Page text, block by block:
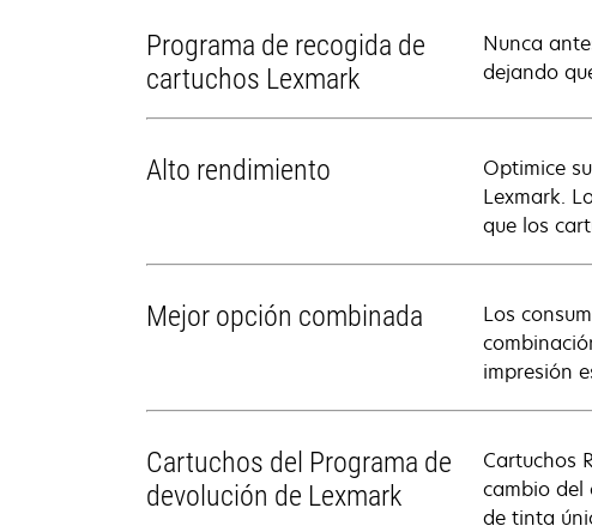
Programa de recogida de
cartuchos Lexmark
Nunca
dejando
Alto rendimiento
Optimice
Lexmark.
que los
Mejor opción combinada
Los
impresión
Cartuchos del Programa de
devolución de Lexmark
Cartuchos
cambio del
de tinta